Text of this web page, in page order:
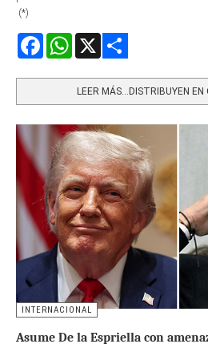
(*)
FacebookWhatsApp
LEER MÁS…DISTRIBUYEN EN
INTERNACIONAL
Asume De la Espriella con